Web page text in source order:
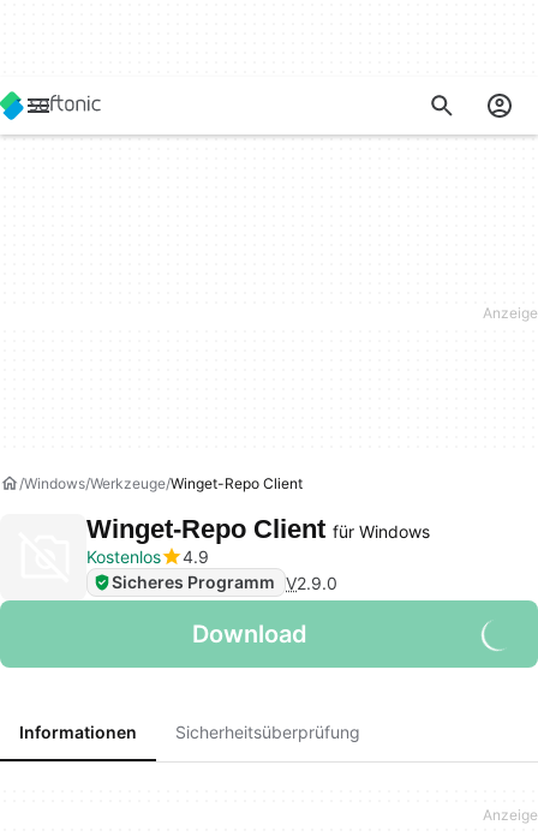
Windows Werkzeuge Winget-Repo Client
Winget-Repo Client für Windows
Kostenlos
4.9
Sicheres Programm V2.9.0
Download
Informationen Sicherheitsüberprüfung